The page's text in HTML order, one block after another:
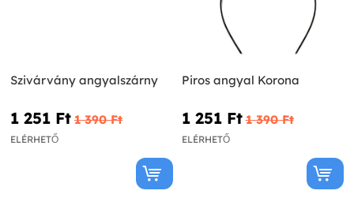
Szivárvány angyalszárny
1 251 Ft‎ 1 390 Ft‎
ELÉRHETŐ
Piros angyal Korona
1 251 Ft‎ 1 390 Ft‎
ELÉRHETŐ